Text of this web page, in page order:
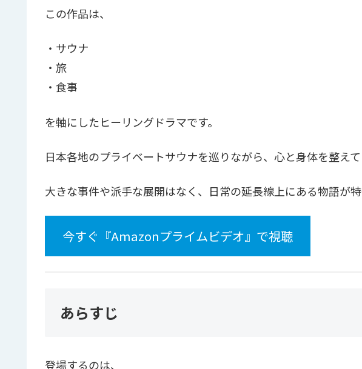
この作品は、
・サウナ
・旅
・食事
を軸にしたヒーリングドラマです。
日本各地のプライベートサウナを巡りながら、心と身体を整えて
大きな事件や派手な展開はなく、日常の延長線上にある物語が特
今すぐ『Amazonプライムビデオ』で視聴
あらすじ
登場するのは、